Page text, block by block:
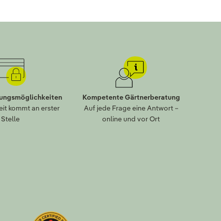
kommt an erster
Stelle
Kompetente Gärtnerberatung
Auf jede Frage eine Antwort –
online und vor Ort